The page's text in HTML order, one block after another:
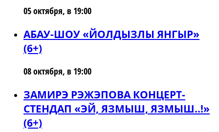
05 октября, в 19:00
АБАУ-ШОУ «ЙОЛДЫЗЛЫ ЯНГЫР»
(6+)
08 октября, в 19:00
ЗАМИРЭ РЭЖЭПОВА КОНЦЕРТ-
СТЕНДАП «ЭЙ, ЯЗМЫШ, ЯЗМЫШ..!»
(6+)